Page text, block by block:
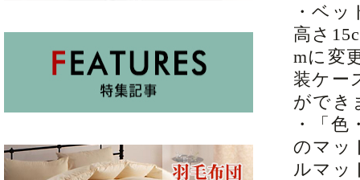
・ベ
高さ
mに変
装ケー
ができ
・「
のマッ
ルマッ